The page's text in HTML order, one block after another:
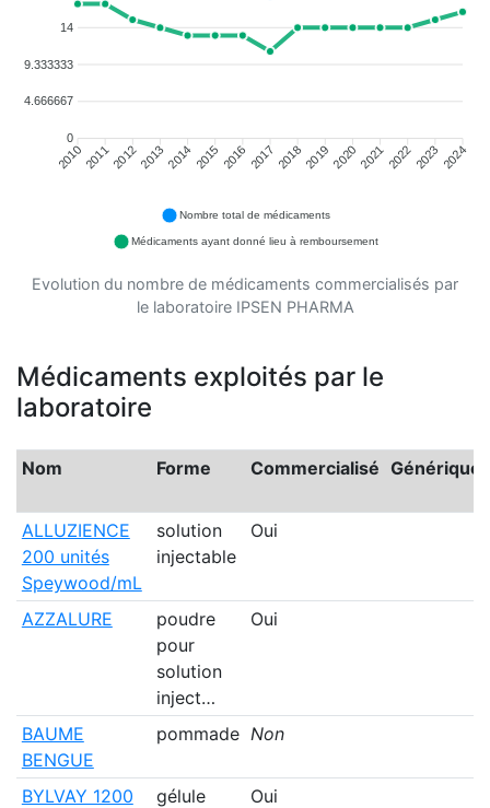
14
9.333333
4.666667
0
201020112012201320142015 2016 2017 201820192020202120222023 2024
Nombre total de médicaments
Médicaments ayant donné lieu à remboursement
Evolution du nombre de médicaments commercialisés par
le laboratoire IPSEN PHARMA
Médicaments exploités par le
laboratoire
Nom Forme Commercialisé Générique
ALLUZIENCE
200 unités
Speywood/mL
solution
injectable
Oui
AZZALURE
poudre
pour
solution
inject…
Oui
BAUME
BENGUE
pommade Non
BYLVAY 1200
gélule Oui